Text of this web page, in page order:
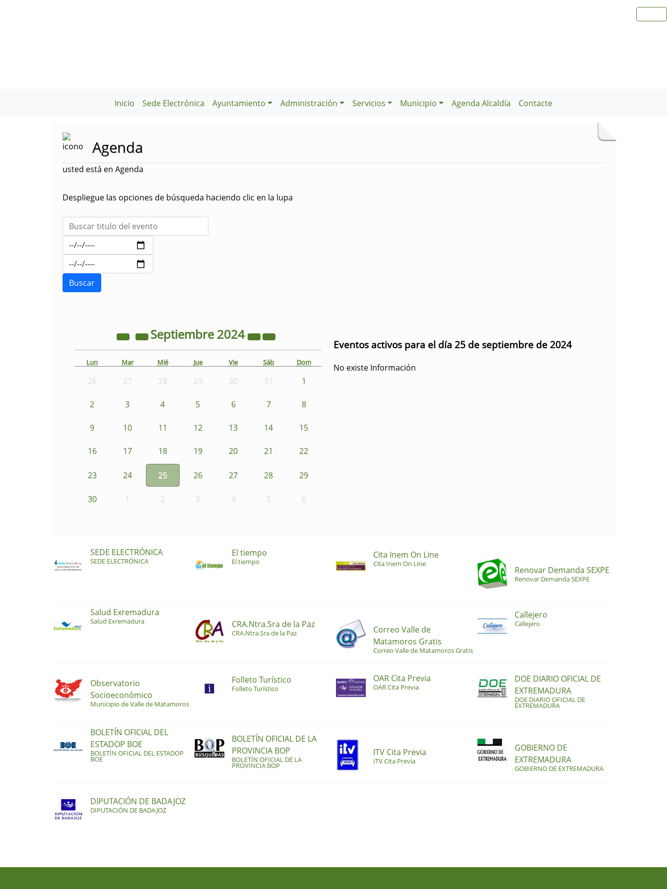
Inicio Sede Electrónica Ayuntamiento Administración Servicios Municipio Agenda Alcaldía Contacte
Agenda
usted está en Agenda
Despliegue las opciones de búsqueda haciendo clic en la lupa
Septiembre2024
Lun Mar Mié Jue Vie Sáb Dom
26 27 28 29 30 31 1
2 3 4 5 6 7 8
9 10 11 12 13 14 15
16 17 18 19 20 21 22
23 24 25 26 27 28 29
30 1 2 3 4 5 6
Eventos activos para el día 25 de septiembre de 2024
No existe Información
SEDE ELECTRÓNICA
SEDE ELECTRÓNICA
El tiempo
El tiempo
Cita Inem On Line
Cita Inem On Line
Renovar Demanda SEXPE
Renovar Demanda SEXPE
Salud Exremadura
Salud Exremadura CRA.Ntra.Sra de la Paz
CRA.Ntra.Sra de la Paz
Correo Valle de
Matamoros Gratis
Correo Valle de Matamoros Gratis
Callejero
Callejero
Observatorio
Socioeconómico
Municipio de Valle de Matamoros
Folleto Turístico
Folleto Turístico
OAR Cita Previa
OAR Cita Previa
DOE DIARIO OFICIAL DE
EXTREMADURA
DOE DIARIO OFICIAL DE
EXTREMADURA
BOLETÍN OFICIAL DEL
ESTADOP BOE
BOLETÍN OFICIAL DEL ESTADOP
BOE
BOLETÍN OFICIAL DE LA
PROVINCIA BOP
BOLETÍN OFICIAL DE LA
PROVINCIA BOP
ITV Cita Previa
ITV Cita Previa
GOBIERNO DE
EXTREMADURA
GOBIERNO DE EXTREMADURA
DIPUTACIÓN DE BADAJOZ
DIPUTACIÓN DE BADAJOZ